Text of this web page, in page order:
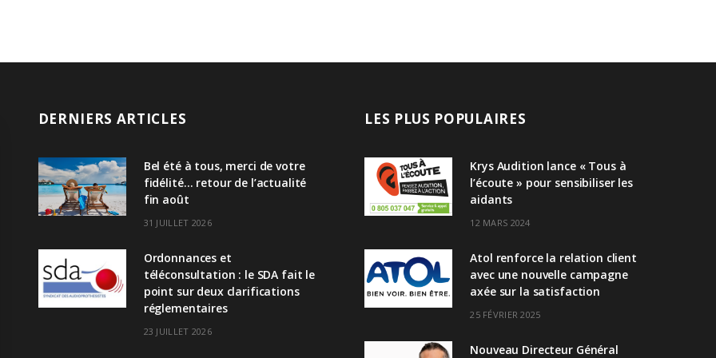
DERNIERS ARTICLES
Bel été à tous, merci de votre
fidélité… retour de l’actualité
fin août
31 JUILLET 2026
Ordonnances et
téléconsultation : le SDA fait le
point sur deux clarifications
réglementaires
23 JUILLET 2026
LES PLUS POPULAIRES
Krys Audition lance « Tous à
l’écoute » pour sensibiliser les
aidants
12 MARS 2024
Atol renforce la relation client
avec une nouvelle campagne
axée sur la satisfaction
25 FÉVRIER 2025
Nouveau Directeur Général